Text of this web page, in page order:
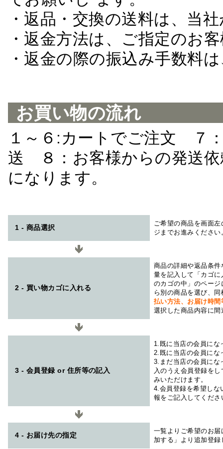
・返品・交換の送料は、当
・返金方法は、ご指定のお
・返金の際の振込み手数料
お買い物の流れ
１～６:カートでご注文 ７
送 ８：お客様からの発送
になります。
1 - 商品選択
ご希望の商品を画面
ジまでお進みください
2 - 買い物カゴに入れる
商品の詳細や返品条
量を記入して「カゴ
のカゴの中」のペー
ら別の商品を選び、
払い方法、お届け時
選択した商品内容に
3 - 会員登録 or 住所等の記入
1.既に当店の会員にな
2.既に当店の会員にな
3.まだ当店の会員にな
入のうえ会員登録を
みいただけます。
4.会員登録を希望しな
報をご記入してくださ
4 - お届け先の指定
一覧よりご希望のお
加する」より追加登